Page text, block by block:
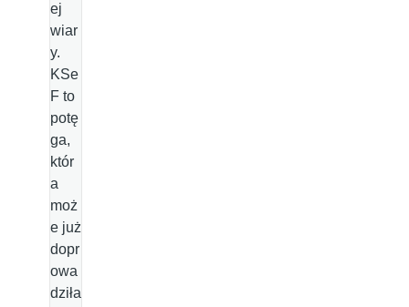
ej
wiar
y.
KSe
F to
potę
ga,
któr
a
moż
e już
dopr
owa
dziła